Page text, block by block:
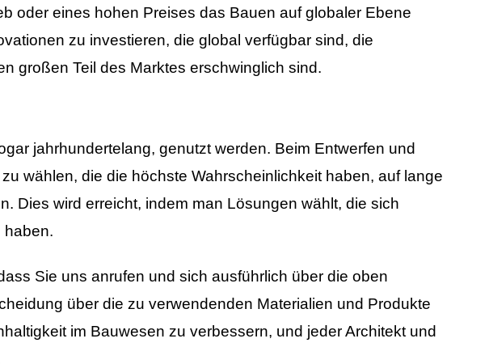
oder eines hohen Preises das Bauen auf globaler Ebene
zu investieren, die global verfügbar sind, die
großen Teil des Marktes erschwinglich sind.
jahrhundertelang, genutzt werden. Beim Entwerfen und
wählen, die die höchste Wahrscheinlichkeit haben, auf lange
Dies wird erreicht, indem man Lösungen wählt, die sich
haben.
Sie uns anrufen und sich ausführlich über die oben
über die zu verwendenden Materialien und Produkte
im Bauwesen zu verbessern, und jeder Architekt und